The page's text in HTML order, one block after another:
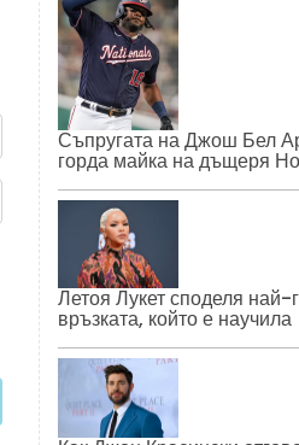
Съпругата на Джош Бел
горда майка на дъщеря
Летоя Лукет споделя най-
връзката, който е научила